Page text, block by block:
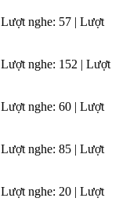
Lượt nghe: 57 | Lượt
Lượt nghe: 152 | Lượt
Lượt nghe: 60 | Lượt
Lượt nghe: 85 | Lượt
Lượt nghe: 20 | Lượt